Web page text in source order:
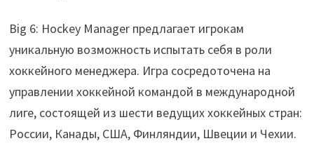
Big 6: Hockey Manager предлагает игрокам
уникальную возможность испытать себя в роли
хоккейного менеджера. Игра сосредоточена на
управлении хоккейной командой в международной
лиге, состоящей из шести ведущих хоккейных стран:
России, Канады, США, Финляндии, Швеции и Чехии.